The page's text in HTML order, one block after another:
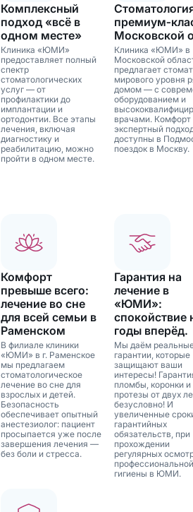
Комплексный
подход «всё в
одном месте»
Клиника «ЮМИ»
предоставляет полный
спектр
стоматологических
услуг — от
профилактики до
имплантации и
ортодонтии. Все этапы
лечения, включая
диагностику и
реабилитацию, можно
пройти в одном месте.
Московской
Клиника «ЮМИ» в
Московской
предлагает
мирового уровня
домом — с
оборудованием и
врачами. Комфорт
экспертный
доступны в
поездок в Москву.
Комфорт
превыше всего:
лечение во сне
для всей семьи в
Раменском
В филиале клиники
«ЮМИ» в г. Раменское
мы предлагаем
стоматологическое
лечение во сне для
взрослых и детей.
Безопасность
обеспечивает опытный
анестезиолог: пациент
просыпается уже после
завершения лечения —
без боли и стресса.
Гарантия на
лечение в
«ЮМИ»:
спокойствие
годы вперёд.
Мы даём
гарантии, которые
защищают ваши
интересы!
пломбы, коронки и
протезы от двух
безусловно! И
увеличенные
гарантийных
обязательств, при
прохождении
регулярных
профессиональной
гигиены в ЮМИ.